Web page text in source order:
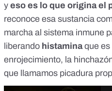
y eso es lo que origina el
reconoce esa sustancia
marcha al sistema inmune
liberando histaminaque es
enrojecimiento, la
que llamamos picadura